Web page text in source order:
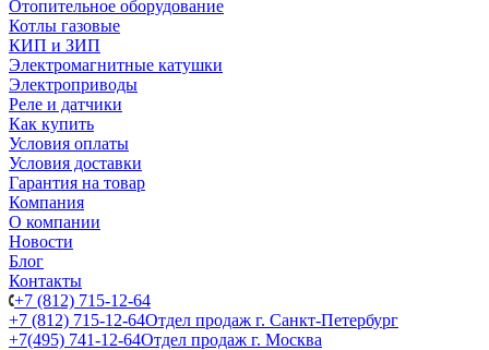
Отопительное оборудование
Котлы газовые
КИП и ЗИП
Электромагнитные катушки
Электроприводы
Реле и датчики
Как купить
Условия оплаты
Условия доставки
Гарантия на товар
Компания
О компании
Новости
Блог
Контакты
+7 (812) 715-12-64
+7 (812) 715-12-64Отдел продаж г. Санкт-Петербург
+7(495) 741-12-64Отдел продаж г. Москва